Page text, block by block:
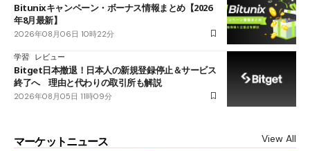
Bitunixキャンペーン・ボーナス情報まとめ【2026
年8月最新】
2026年08月06日 10時22分
学習 レビュー
Bitget日本撤退！日本人の新規登録停止＆サービス
終了へ 理由と代わりの取引所も解説
2026年08月05日 11時09分
マーケットニュース View All